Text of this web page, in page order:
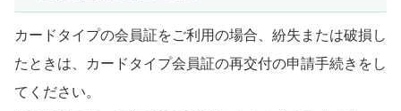
カードタイプの会員証をご利用の場合、紛失または破損し
たときは、カードタイプ会員証の再交付の申請手続きをし
てください。